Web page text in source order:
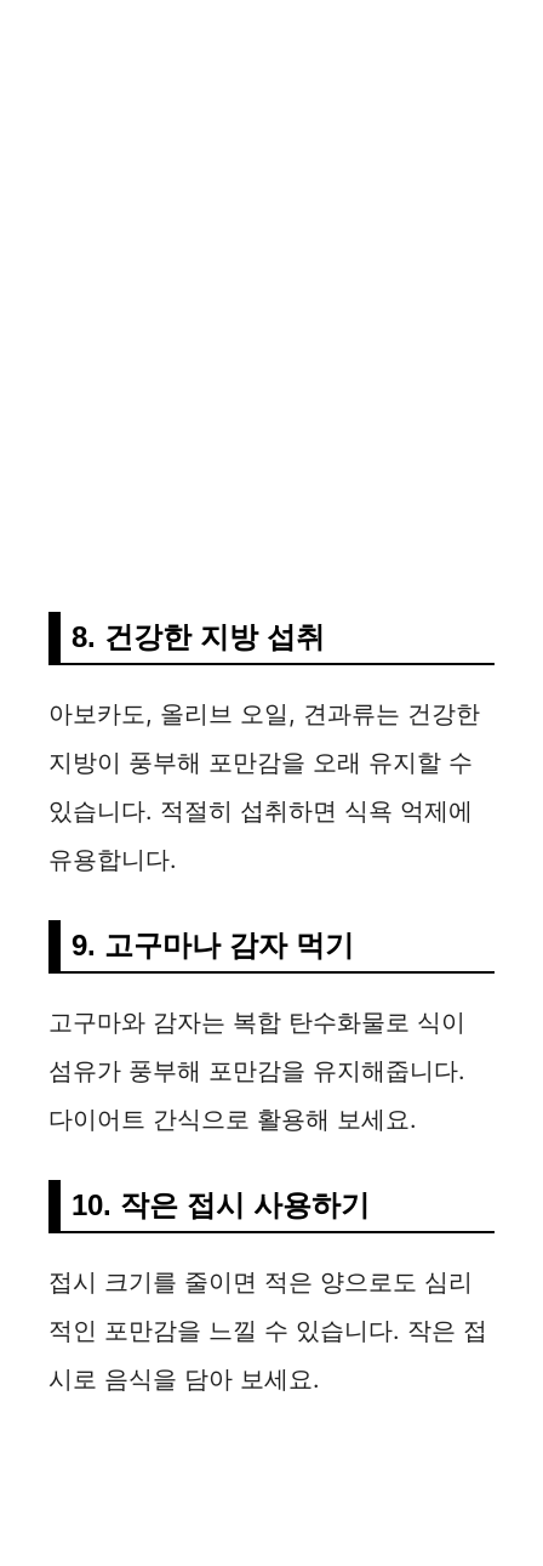
8. 건강한 지방 섭취
아보카도, 올리브 오일, 견과류는 건강한
지방이 풍부해 포만감을 오래 유지할 수
있습니다. 적절히 섭취하면 식욕 억제에
유용합니다.
9. 고구마나 감자 먹기
고구마와 감자는 복합 탄수화물로 식이
섬유가 풍부해 포만감을 유지해줍니다.
다이어트 간식으로 활용해 보세요.
10. 작은 접시 사용하기
접시 크기를 줄이면 적은 양으로도 심리
적인 포만감을 느낄 수 있습니다. 작은 접
시로 음식을 담아 보세요.